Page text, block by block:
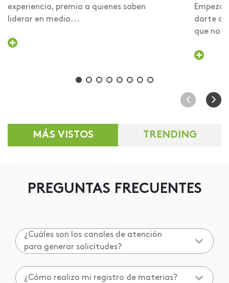
experiencia, premia a quienes saben
liderar en medio...
darte
que no
MÁS VISTOS TRENDING
PREGUNTAS FRECUENTES
¿Cuáles son los canales de atención
para generar solicitudes?
¿Cómo realizo mi registro de materias?